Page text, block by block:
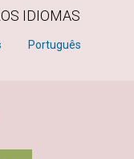
IDIOMAS
Português